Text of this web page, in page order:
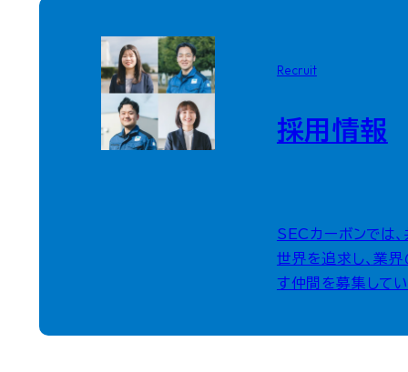
Recruit
採用情報
SECカーボンでは
世界を追求し、業
す仲間を募集してい